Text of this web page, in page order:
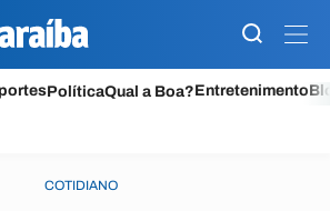
PolíticaQual a Boa?Entretenimento
COTIDIANO